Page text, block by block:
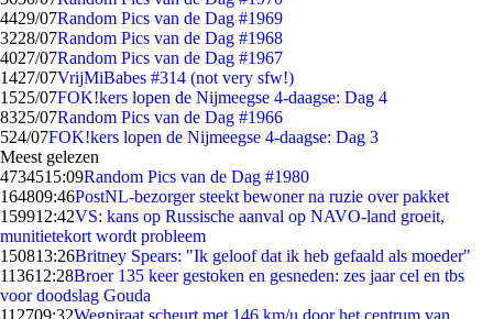
4429/07Random Pics van de Dag #1969
3228/07Random Pics van de Dag #1968
4027/07Random Pics van de Dag #1967
1427/07VrijMiBabes #314 (not very sfw!)
1525/07FOK!kers lopen de Nijmeegse 4-daagse: Dag 4
8325/07Random Pics van de Dag #1966
524/07FOK!kers lopen de Nijmeegse 4-daagse: Dag 3
Meest gelezen
4734515:09Random Pics van de Dag #1980
164809:46PostNL-bezorger steekt bewoner na ruzie over pakket
159912:42VS: kans op Russische aanval op NAVO-land groeit,
munitietekort wordt probleem
150813:26Britney Spears: "Ik geloof dat ik heb gefaald als moeder"
113612:28Broer 135 keer gestoken en gesneden: zes jaar cel en tbs
voor doodslag Gouda
112709:32Wegpiraat scheurt met 146 km/u door het centrum van